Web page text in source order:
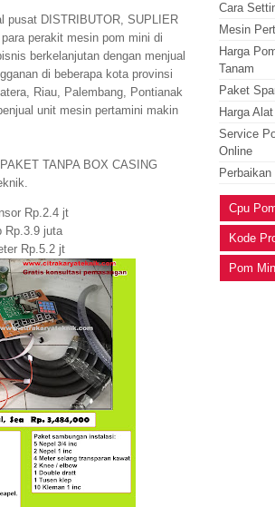
pusat DISTRIBUTOR, SUPLIER
perakit mesin pom mini di
berkelanjutan dengan menjual
di beberapa kota provinsi
Riau, Palembang, Pontianak
unit mesin pertamini makin
TANPA BOX CASING
Rp.2.4 jt
Rp.3.9 juta
Rp.5.2 jt
Cara
Mesin
Harga
Tanam
Paket
Harga
Service
Online
Cpu
Kode
Pom